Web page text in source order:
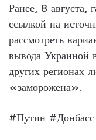
Ранее, 8
ссылкой на
рассмотреть
вывода Украиной
других регионах
«заморожена».
#Путин #Донбасс